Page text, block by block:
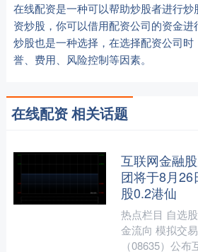
在线配资是一种可以帮助炒股者进行
资炒股，你可以借用配资公司的资金
炒股也是一种选择，在选择配资公司
誉、费用、风险控制等因素。
在线配资 相关话题
互联网金融
团将于8月
股0.2港仙
热点栏目 自选
金流向 模拟交
（08635）公